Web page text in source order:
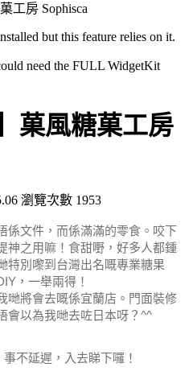
工房 Sophisca
but this feature relies on it.
need the FULL WidgetKit
菓風糖菓工房
瀏覽次數 1953
係文件，而係滿滿的零食。 咬下
神之用嘛！ 食甜嘢，好多人都鍾
特別嚟到台灣出名嘅專業糖果
，一舉兩得！
哋將會去嘅係宜蘭店。門面裝修
會以為我哋去咗日本呀？^^
不延遲，入去睇下囉！